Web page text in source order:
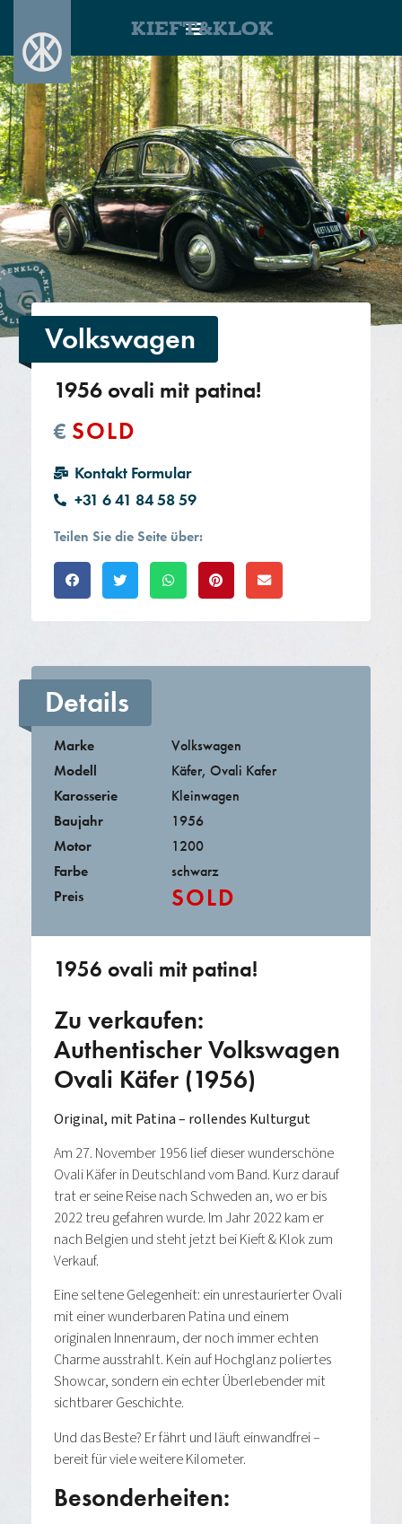
KIEFT&KLOK
Volkswagen
1956 ovali mit patina!
€ SOLD
Kontakt Formular
+31 6 41 84 58 59
Teilen Sie die Seite über:​
Details
Marke
Volkswagen
Modell
Käfer,Ovali Kafer
Karosserie
Kleinwagen
Baujahr
1956
Motor
1200
Farbe
schwarz
Preis
SOLD
1956 ovali mit patina!
Zu verkaufen:
Authentischer Volkswagen
Ovali Käfer (1956)
Original, mit Patina – rollendes Kulturgut
Am 27. November 1956 lief dieser wunderschöne
Ovali Käfer in Deutschland vom Band. Kurz darauf
trat er seine Reise nach Schweden an, wo er bis
2022 treu gefahren wurde. Im Jahr 2022 kam er
nach Belgien und steht jetzt bei Kieft & Klok zum
Verkauf.
Eine seltene Gelegenheit: ein unrestaurierter Ovali
mit einer wunderbaren Patina und einem
originalen Innenraum, der noch immer echten
Charme ausstrahlt. Kein auf Hochglanz poliertes
Showcar, sondern ein echter Überlebender mit
sichtbarer Geschichte.
Und das Beste? Er fährt und läuft einwandfrei –
bereit für viele weitere Kilometer.
Besonderheiten: